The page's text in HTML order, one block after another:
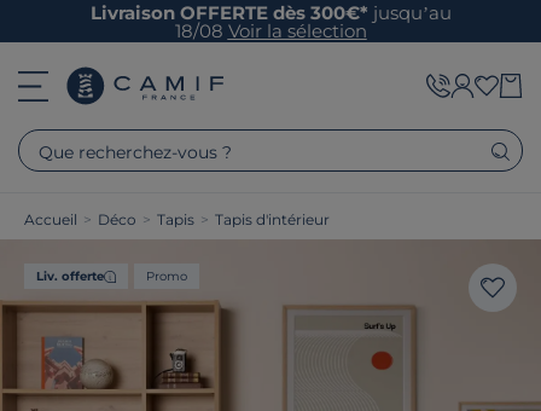
Livraison OFFERTE dès 300€* jusqu’au
18/08 Voir la sélection
Que recherchez-vous ?
Accueil > Déco > Tapis > Tapis d'intérieur
Liv. offerte Promo